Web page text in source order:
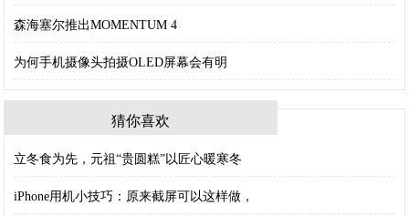
森海塞尔推出MOMENTUM 4
为何手机摄像头拍摄OLED屏幕会有明
猜你喜欢
立冬食为先，元祖“贵圆糕”以匠心暖寒冬
iPhone用机小技巧：原来截屏可以这样做，